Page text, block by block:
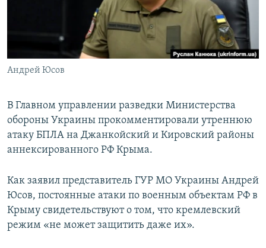
ПОБЕДИТЕЛЕЙ НЕ СУДЯТ?
КРЫМ.НЕПОКОРЕННЫЙ
УКРАИНСКАЯ ПРОБЛЕМА КРЫМА
Андрей Юсов
В Главном управлении разведки Министерства
обороны Украины прокомментировали утреннюю
атаку БПЛА на Джанкойский и Кировский районы
аннексированного РФ Крыма.
Как заявил представитель ГУР МО Украины Андрей
Юсов, постоянные атаки по военным объектам РФ в
Крыму свидетельствуют о том, что кремлевский
режим «не может защитить даже их».